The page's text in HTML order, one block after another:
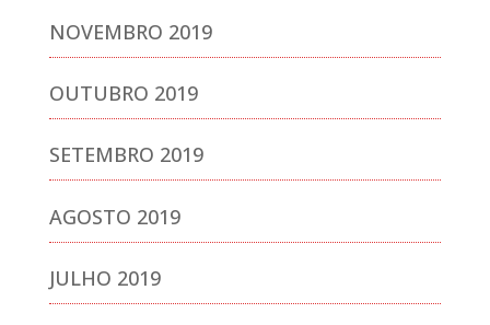
NOVEMBRO 2019
OUTUBRO 2019
SETEMBRO 2019
AGOSTO 2019
JULHO 2019